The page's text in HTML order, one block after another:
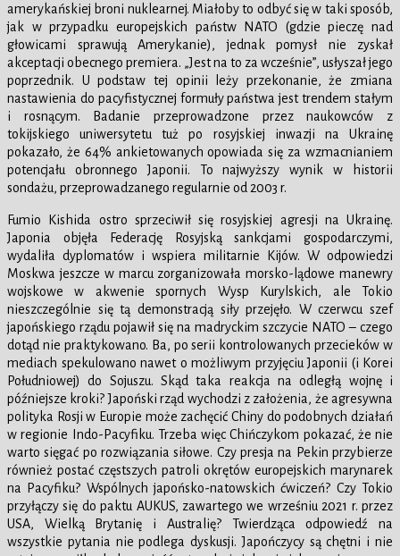
amerykańskiej broni nuklearnej. Miałoby to odbyć się w taki sposób,
jak w przypadku europejskich państw NATO (gdzie pieczę nad
głowicami sprawują Amerykanie), jednak pomysł nie zyskał
akceptacji obecnego premiera. „Jest na to za wcześnie”, usłyszał jego
poprzednik. U podstaw tej opinii leży przekonanie, że zmiana
nastawienia do pacyfistycznej formuły państwa jest trendem stałym
i rosnącym. Badanie przeprowadzone przez naukowców z
tokijskiego uniwersytetu tuż po rosyjskiej inwazji na Ukrainę
pokazało, że 64% ankietowanych opowiada się za wzmacnianiem
potencjału obronnego Japonii. To najwyższy wynik w historii
sondażu, przeprowadzanego regularnie od 2003 r.
Fumio Kishida ostro sprzeciwił się rosyjskiej agresji na Ukrainę.
Japonia objęła Federację Rosyjską sankcjami gospodarczymi,
wydaliła dyplomatów i wspiera militarnie Kijów. W odpowiedzi
Moskwa jeszcze w marcu zorganizowała morsko-lądowe manewry
wojskowe w akwenie spornych Wysp Kurylskich, ale Tokio
nieszczególnie się tą demonstracją siły przejęło. W czerwcu szef
japońskiego rządu pojawił się na madryckim szczycie NATO – czego
dotąd nie praktykowano. Ba, po serii kontrolowanych przecieków w
mediach spekulowano nawet o możliwym przyjęciu Japonii (i Korei
Południowej) do Sojuszu. Skąd taka reakcja na odległą wojnę i
późniejsze kroki? Japoński rząd wychodzi z założenia, że agresywna
polityka Rosji w Europie może zachęcić Chiny do podobnych działań
w regionie Indo-Pacyfiku. Trzeba więc Chińczykom pokazać, że nie
warto sięgać po rozwiązania siłowe. Czy presja na Pekin przybierze
również postać częstszych patroli okrętów europejskich marynarek
na Pacyfiku? Wspólnych japońsko-natowskich ćwiczeń? Czy Tokio
przyłączy się do paktu AUKUS, zawartego we wrześniu 2021 r. przez
USA, Wielką Brytanię i Australię? Twierdząca odpowiedź na
wszystkie pytania nie podlega dyskusji. Japończycy są chętni i nie